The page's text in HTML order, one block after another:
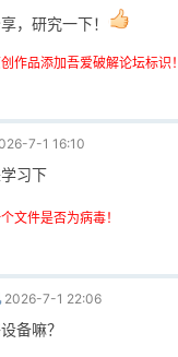
，研究一下！
作品添加吾爱破解论坛标识！
7-1 16:10
习下
文件是否为病毒！
2026-7-1 22:06
备嘛？